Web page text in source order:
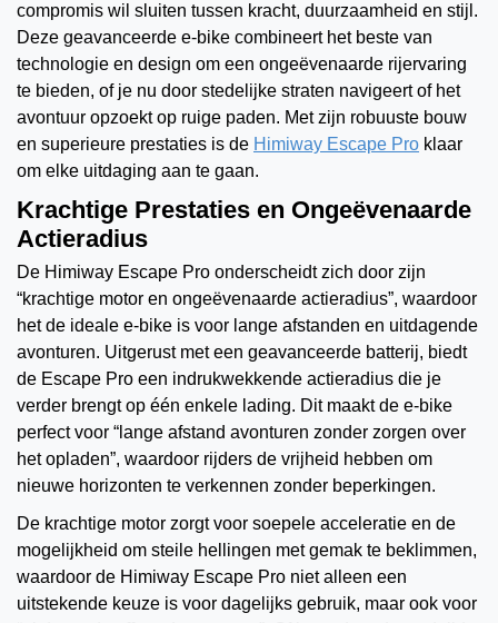
compromis wil sluiten tussen kracht, duurzaamheid en stijl.
Deze geavanceerde e-bike combineert het beste van
technologie en design om een ongeëvenaarde rijervaring
te bieden, of je nu door stedelijke straten navigeert of het
avontuur opzoekt op ruige paden. Met zijn robuuste bouw
en superieure prestaties is de Himiway Escape Pro klaar
om elke uitdaging aan te gaan.
Krachtige Prestaties en Ongeëvenaarde
Actieradius
De Himiway Escape Pro onderscheidt zich door zijn
“krachtige motor en ongeëvenaarde actieradius”, waardoor
het de ideale e-bike is voor lange afstanden en uitdagende
avonturen. Uitgerust met een geavanceerde batterij, biedt
de Escape Pro een indrukwekkende actieradius die je
verder brengt op één enkele lading. Dit maakt de e-bike
perfect voor “lange afstand avonturen zonder zorgen over
het opladen”, waardoor rijders de vrijheid hebben om
nieuwe horizonten te verkennen zonder beperkingen.
De krachtige motor zorgt voor soepele acceleratie en de
mogelijkheid om steile hellingen met gemak te beklimmen,
waardoor de Himiway Escape Pro niet alleen een
uitstekende keuze is voor dagelijks gebruik, maar ook voor